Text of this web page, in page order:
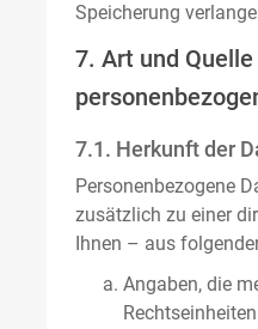
Speicherung
7. Art und Quelle
7.1. Herkunft der
Personenbezogene
zusätzlich zu einer
Ihnen – aus
Angaben, die